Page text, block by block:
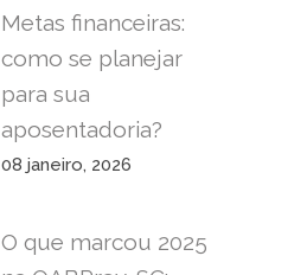
Metas financeiras:
como se planejar
para sua
aposentadoria?
08 janeiro, 2026
O que marcou 2025